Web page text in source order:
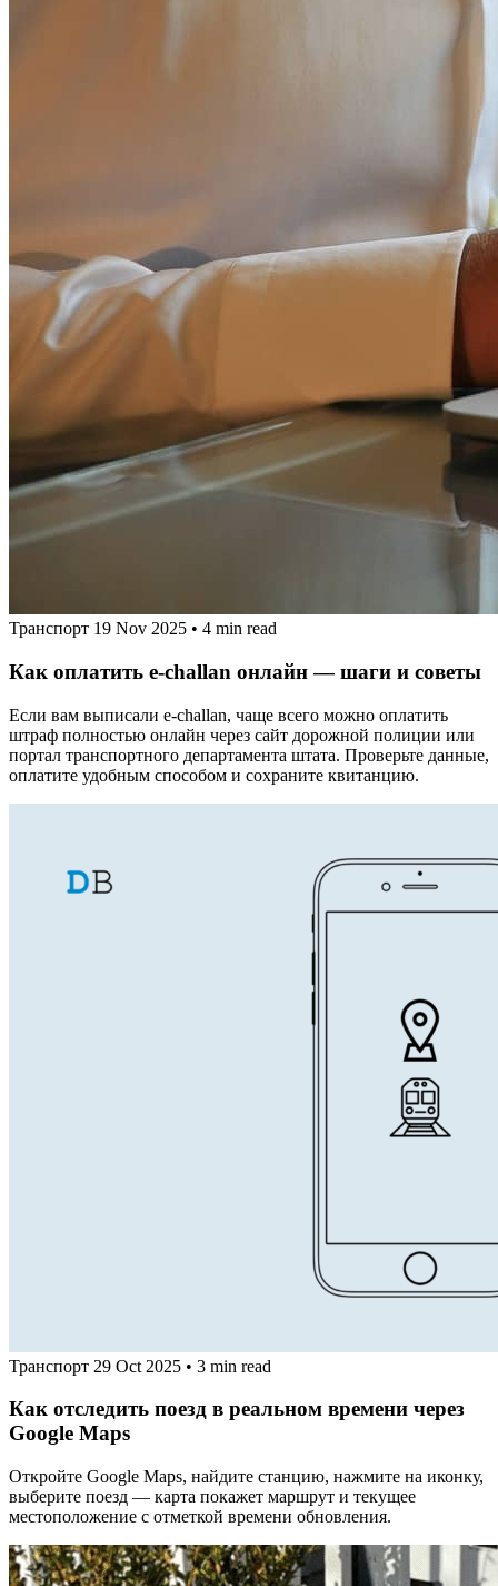
Транспорт 19 Nov 2025 • 4 min read
Как оплатить e‑challan онлайн — шаги и советы
Если вам выписали e‑challan, чаще всего можно оплатить
штраф полностью онлайн через сайт дорожной полиции или
портал транспортного департамента штата. Проверьте данные,
оплатите удобным способом и сохраните квитанцию.
Транспорт 29 Oct 2025 • 3 min read
Как отследить поезд в реальном времени через
Google Maps
Откройте Google Maps, найдите станцию, нажмите на иконку,
выберите поезд — карта покажет маршрут и текущее
местоположение с отметкой времени обновления.